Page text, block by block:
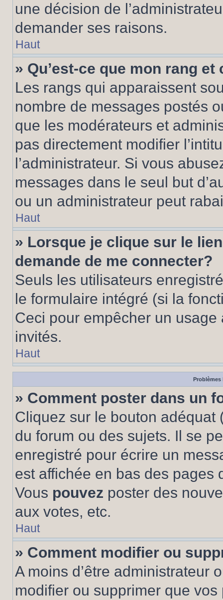
une décision de
demander ses raisons.
Haut
» Qu’est-ce que mon rang
Les rangs qui apparaissent
nombre de messages postés
que les modérateurs et
pas directement modifier
l’administrateur. Si vous
messages dans le seul but
ou un administrateur peut
Haut
» Lorsque je clique sur le
demande de me connecter?
Seuls les utilisateurs
le formulaire intégré (si la
Ceci pour empêcher un
invités.
Haut
Problèmes
» Comment poster dans un
Cliquez sur le bouton
du forum ou des sujets. Il se
enregistré pour écrire un
est affichée en bas des pages
Vous pouvez poster des
aux votes, etc.
Haut
» Comment modifier ou
A moins d’être administrateur
modifier ou supprimer que